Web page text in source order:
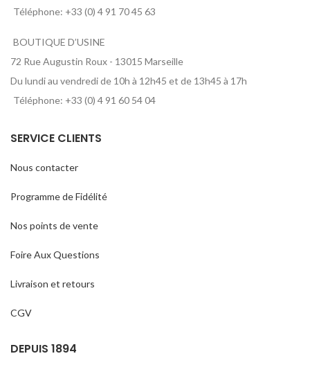
Téléphone: +33 (0) 4 91 70 45 63
BOUTIQUE D’USINE
72 Rue Augustin Roux - 13015 Marseille
Du lundi au vendredi de 10h à 12h45 et de 13h45 à 17h
Téléphone: +33 (0) 4 91 60 54 04
SERVICE CLIENTS
Nous contacter
Programme de Fidélité
Nos points de vente
Foire Aux Questions
Livraison et retours
CGV
DEPUIS 1894